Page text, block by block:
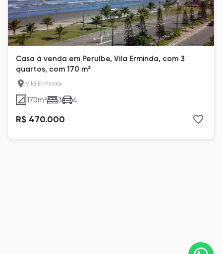
Casa à venda em Peruíbe, Vila Erminda, com 3
quartos, com 170 m²
Vila Erminda
170m² 3 4
R$ 470.000